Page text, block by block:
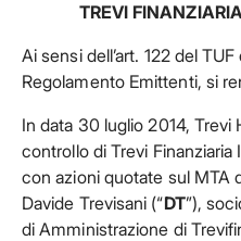
TREVI
Ai sensi dell’art. 122 del TUF
Regolamento Emittenti, si
In data 30 luglio 2014, Trevi
controllo di Trevi
con azioni quotate sul MTA
Davide Trevisani (“DT”),
di Amministrazione di